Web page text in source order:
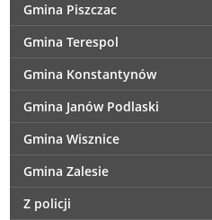
Gmina Piszczac
Gmina Terespol
Gmina Konstantynów
Gmina Janów Podlaski
Gmina Wisznice
Gmina Zalesie
Z policji